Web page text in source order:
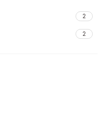
2
2